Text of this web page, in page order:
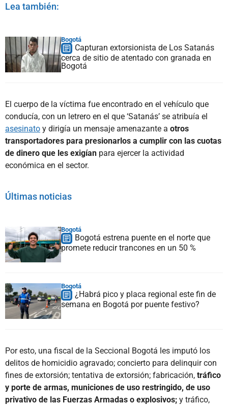
Lea también:
Bogotá
Capturan extorsionista de Los Satanás
cerca de sitio de atentado con granada en
Bogotá
El cuerpo de la víctima fue encontrado en el vehículo que
conducía, con un letrero en el que ‘Satanás’ se atribuía el
asesinato y dirigía un mensaje amenazante a otros
transportadores para presionarlos a cumplir con las cuotas
de dinero que les exigían para ejercer la actividad
económica en el sector.
Últimas noticias
Bogotá
Bogotá estrena puente en el norte que
promete reducir trancones en un 50 %
Bogotá
¿Habrá pico y placa regional este fin de
semana en Bogotá por puente festivo?
Por esto, una fiscal de la Seccional Bogotá les imputó los
delitos de homicidio agravado; concierto para delinquir con
fines de extorsión; tentativa de extorsión; fabricación, tráfico
y porte de armas, municiones de uso restringido, de uso
privativo de las Fuerzas Armadas o explosivos; y tráfico,